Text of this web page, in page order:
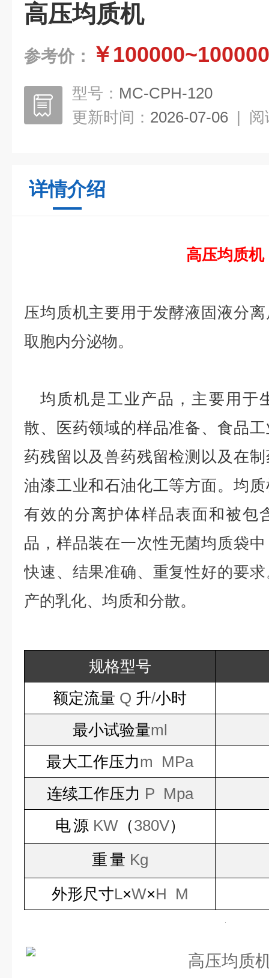
高压均质机
参考价： ￥100000~100000
型号： MC-CPH-120
更新时间： 2026-07-06 | 阅
详情介绍
高压均质机
压均质机主要用于发酵液固液分
取胞内分泌物。
均质机是工业产品，主要用于
散、医药领域的样品准备、食品
药残留以及兽药残留检测以及在
油漆工业和石油化工等方面。均
有效的分离护体样品表面和被包
品，样品装在一次性无菌均质袋
快速、结果准确、重复性好的要
产的乳化、均质和分散。
规格型号
额定流量 Q 升/小时
最小试验量ml
最大工作压力m MPa
连续工作压力 P Mpa
电源KW（380V）
重量 Kg
外形尺寸L×W×H M